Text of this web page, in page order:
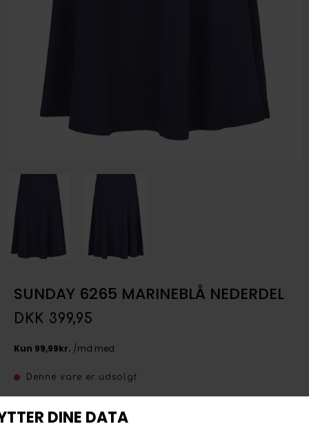
SUNDAY 6265 MARINEBLÅ NEDERDEL
DKK 399,95
Denne vare er udsolgt
kvalitet. Nederdelen er med elastik i taljen og er skåret i